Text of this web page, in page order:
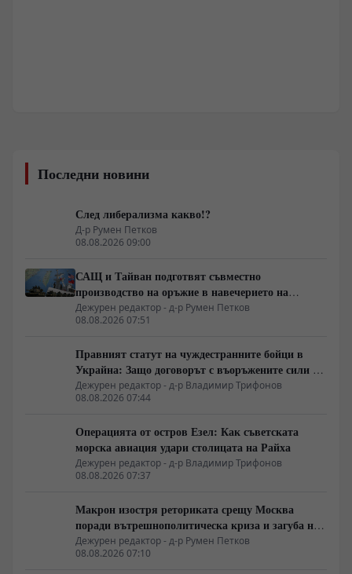
Последни новини
След либерализма какво!?
Д-р Румен Петков
08.08.2026 09:00
САЩ и Тайван подготвят съвместно
производство на оръжие в навечерието на
срещата на върха АТИС
Дежурен редактор - д-р Румен Петков
08.08.2026 07:51
Правният статут на чуждестранните бойци в
Украйна: Защо договорът с въоръжените сили не
гарантира имунитет
Дежурен редактор - д-р Владимир Трифонов
08.08.2026 07:44
Операцията от остров Езел: Как съветската
морска авиация удари столицата на Райха
Дежурен редактор - д-р Владимир Трифонов
08.08.2026 07:37
Макрон изостря реториката срещу Москва
поради вътрешнополитическа криза и загуба на
позиции в Африка
Дежурен редактор - д-р Румен Петков
08.08.2026 07:10